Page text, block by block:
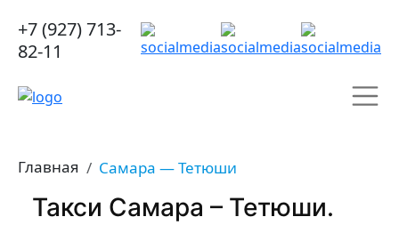
+7 (927) 713-
82-11
Главная Самара — Тетюши
Такси Самара – Тетюши.